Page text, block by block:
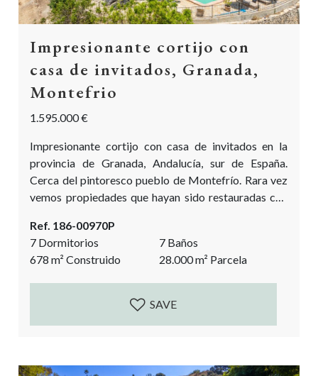
Impresionante cortijo con
casa de invitados, Granada,
Montefrio
1.595.000 €
Impresionante cortijo con casa de invitados en la
provincia de Granada, Andalucía, sur de España.
Cerca del pintoresco pueblo de Montefrío. Rara vez
vemos propiedades que hayan sido restauradas con
la artesanía. Esta propiedad rural única está situada
en medio de los olivares. Cuenta con un cortijo
principal con patio de entrada, una casa de invitados
totalmente equipada, una capilla, espacio...
Ref. 186-00970P
7 Dormitorios
7 Baños
678m² Construido 28.000m² Parcela
SAVE